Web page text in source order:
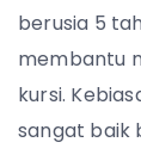
berusia 5
membantu
kursi.
sangat baik